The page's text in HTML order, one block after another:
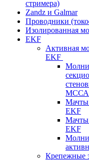
стримера)
Zandz и Galmar
Проводники
Изолированная
EKF
Активная
EKF
МССА
EKF
EKF
Крепежные